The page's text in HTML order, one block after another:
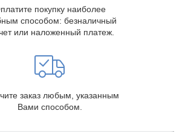
покупку наиболее
способом: безналичный
или наложенный платеж.
заказ любым, указанным
Вами способом.